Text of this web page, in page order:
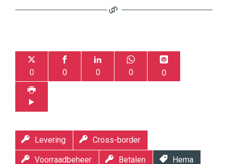
0 0 0 0 0
Levering Cross-border
Voorraadbeheer Betalen Hema